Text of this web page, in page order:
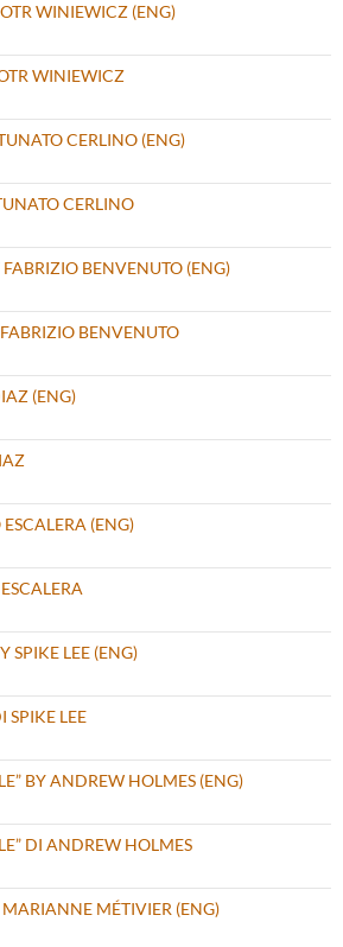
WINIEWICZ (ENG)
WINIEWICZ
CERLINO (ENG)
CERLINO
FABRIZIO BENVENUTO (ENG)
BENVENUTO
(ENG)
(ENG)
SPIKE LEE (ENG)
SPIKE LEE
BY ANDREW HOLMES (ENG)
DI ANDREW HOLMES
MARIANNE MÉTIVIER (ENG)